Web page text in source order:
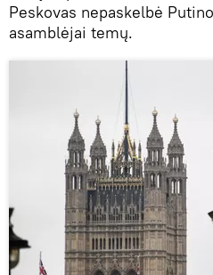
Peskovas nepaskelbė
asamblėjai temų.